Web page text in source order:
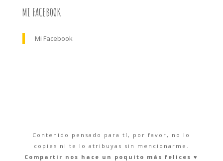
MI FACEBOOK
Mi Facebook
Contenido pensado para tí, por favor, no lo
copies ni te lo atribuyas sin mencionarme.
Compartir nos hace un poquito más felices ♥︎